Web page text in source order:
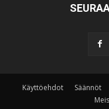
Käyttöehdot Säännöt